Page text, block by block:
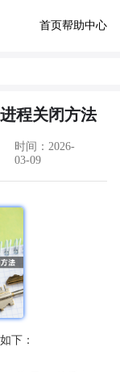
首页帮助中心
程关闭方法
时间：2026-
03-09
下：